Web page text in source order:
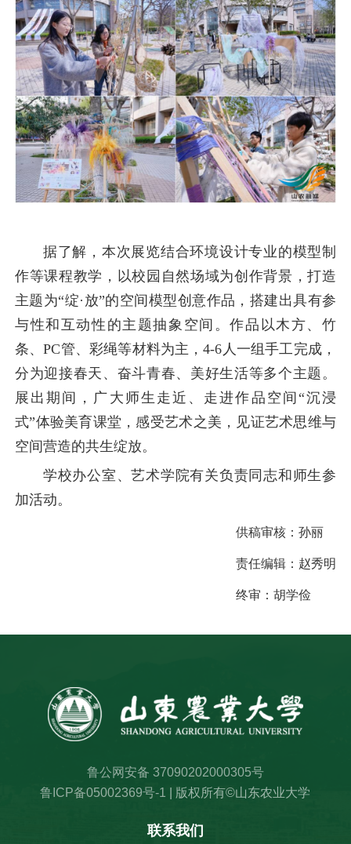
据了解， 本次展览结合环境设计专业的模型制
作等课程教学，以校园自然场域为创作背景，打造
主题为“绽·放”的空间模型创意作品，搭建出具有参
与性和互动性的主题抽象空间。作品以木方、竹
条、PC管、彩绳等材料为主，4-6人一组手工完成，
分为迎接春天、奋斗青春、美好生活等多个主题。
展出期间，广大师生走近、走进作品空间“沉浸
式”体验美育课堂，感受艺术之美，见证艺术思维与
空间营造的共生绽放。
学校办公室、艺术学院有关负责同志和师生参
加活动。
供稿审核：孙丽
责任编辑： 赵秀明
终审：胡学俭
鲁公网安备 37090202000305号
鲁ICP备05002369号-1 | 版权所有©山东农业大学
联系我们